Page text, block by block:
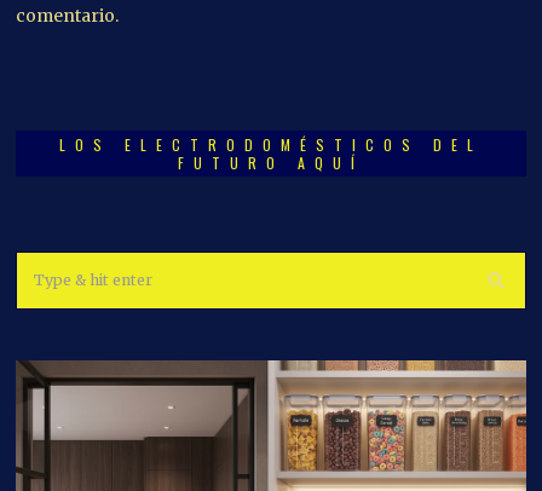
comentario.
LOS ELECTRODOMÉSTICOS DEL
FUTURO AQUÍ